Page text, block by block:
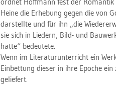
Heine die Er­he­bung gegen die von
dar­stell­te und für ihn „die
sie sich in Lie­dern, Bild- und
hatte“ be­deu­te­te.
Wenn im Li­te­ra­tur­un­ter­richt ein
Ein­bet­tung die­ser in ihre Epo­che
ge­lie­fert.